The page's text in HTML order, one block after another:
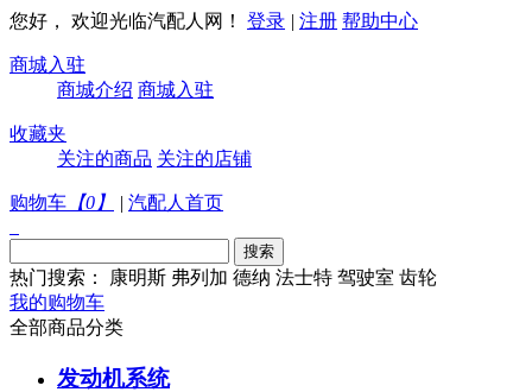
您好， 欢迎光临汽配人网！ 登录 | 注册 帮助中心
商城入驻
商城介绍 商城入驻
收藏夹
关注的商品 关注的店铺
购物车 【0 】 | 汽配人首页
热门搜索： 康明斯 弗列加 德纳 法士特 驾驶室 齿轮
我的购物车
全部商品分类
发动机系统